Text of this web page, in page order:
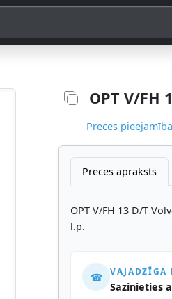
OPT V/FH
Preces
Preces apraksts
OPT V/FH 13 D/T
l.p.
☎ VAJADZĪGA
Sazinieties